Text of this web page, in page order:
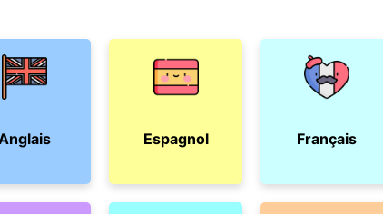
Espagnol Français